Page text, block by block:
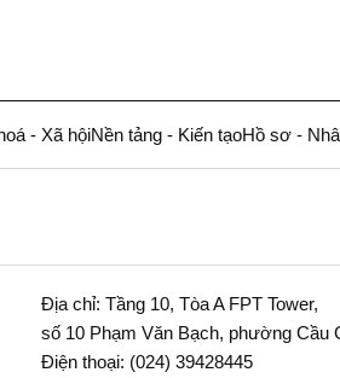
- Xã hộiNền tảng - Kiến tạoHồ sơ -
Địa chỉ: Tầng 10, Tòa A FPT Tower,
số 10 Phạm Văn Bạch, phường Cầu
Điện thoại: (024) 39428445